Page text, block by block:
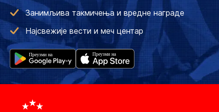
Занимљива такмичења и вредне награде
Најсвежије вести и меч центар